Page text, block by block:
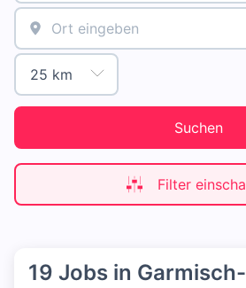
Suchen
Filter
19 Jobs in Garmisch-